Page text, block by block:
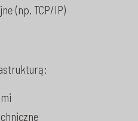
(np. TCP/IP)